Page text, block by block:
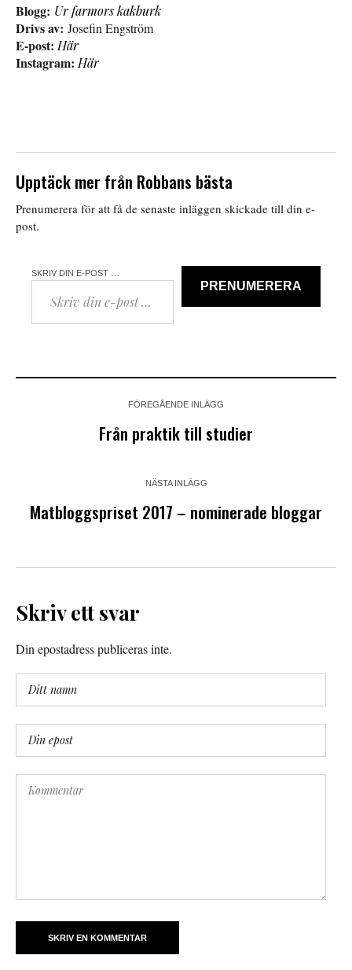
Blogg: Ur farmors kakburk
Drivs av: Josefin Engström
E-post:Här
Instagram: Här
Upptäck mer från Robbans bästa
Prenumerera för att få de senaste inläggen skickade till din e-
post.
SKRIV DIN E-POST …
PRENUMERERA
FÖREGÅENDE INLÄGG
Från praktik till studier
NÄSTA INLÄGG
Matbloggspriset 2017 – nominerade bloggar
Skriv ett svar
Din epostadress publiceras inte.